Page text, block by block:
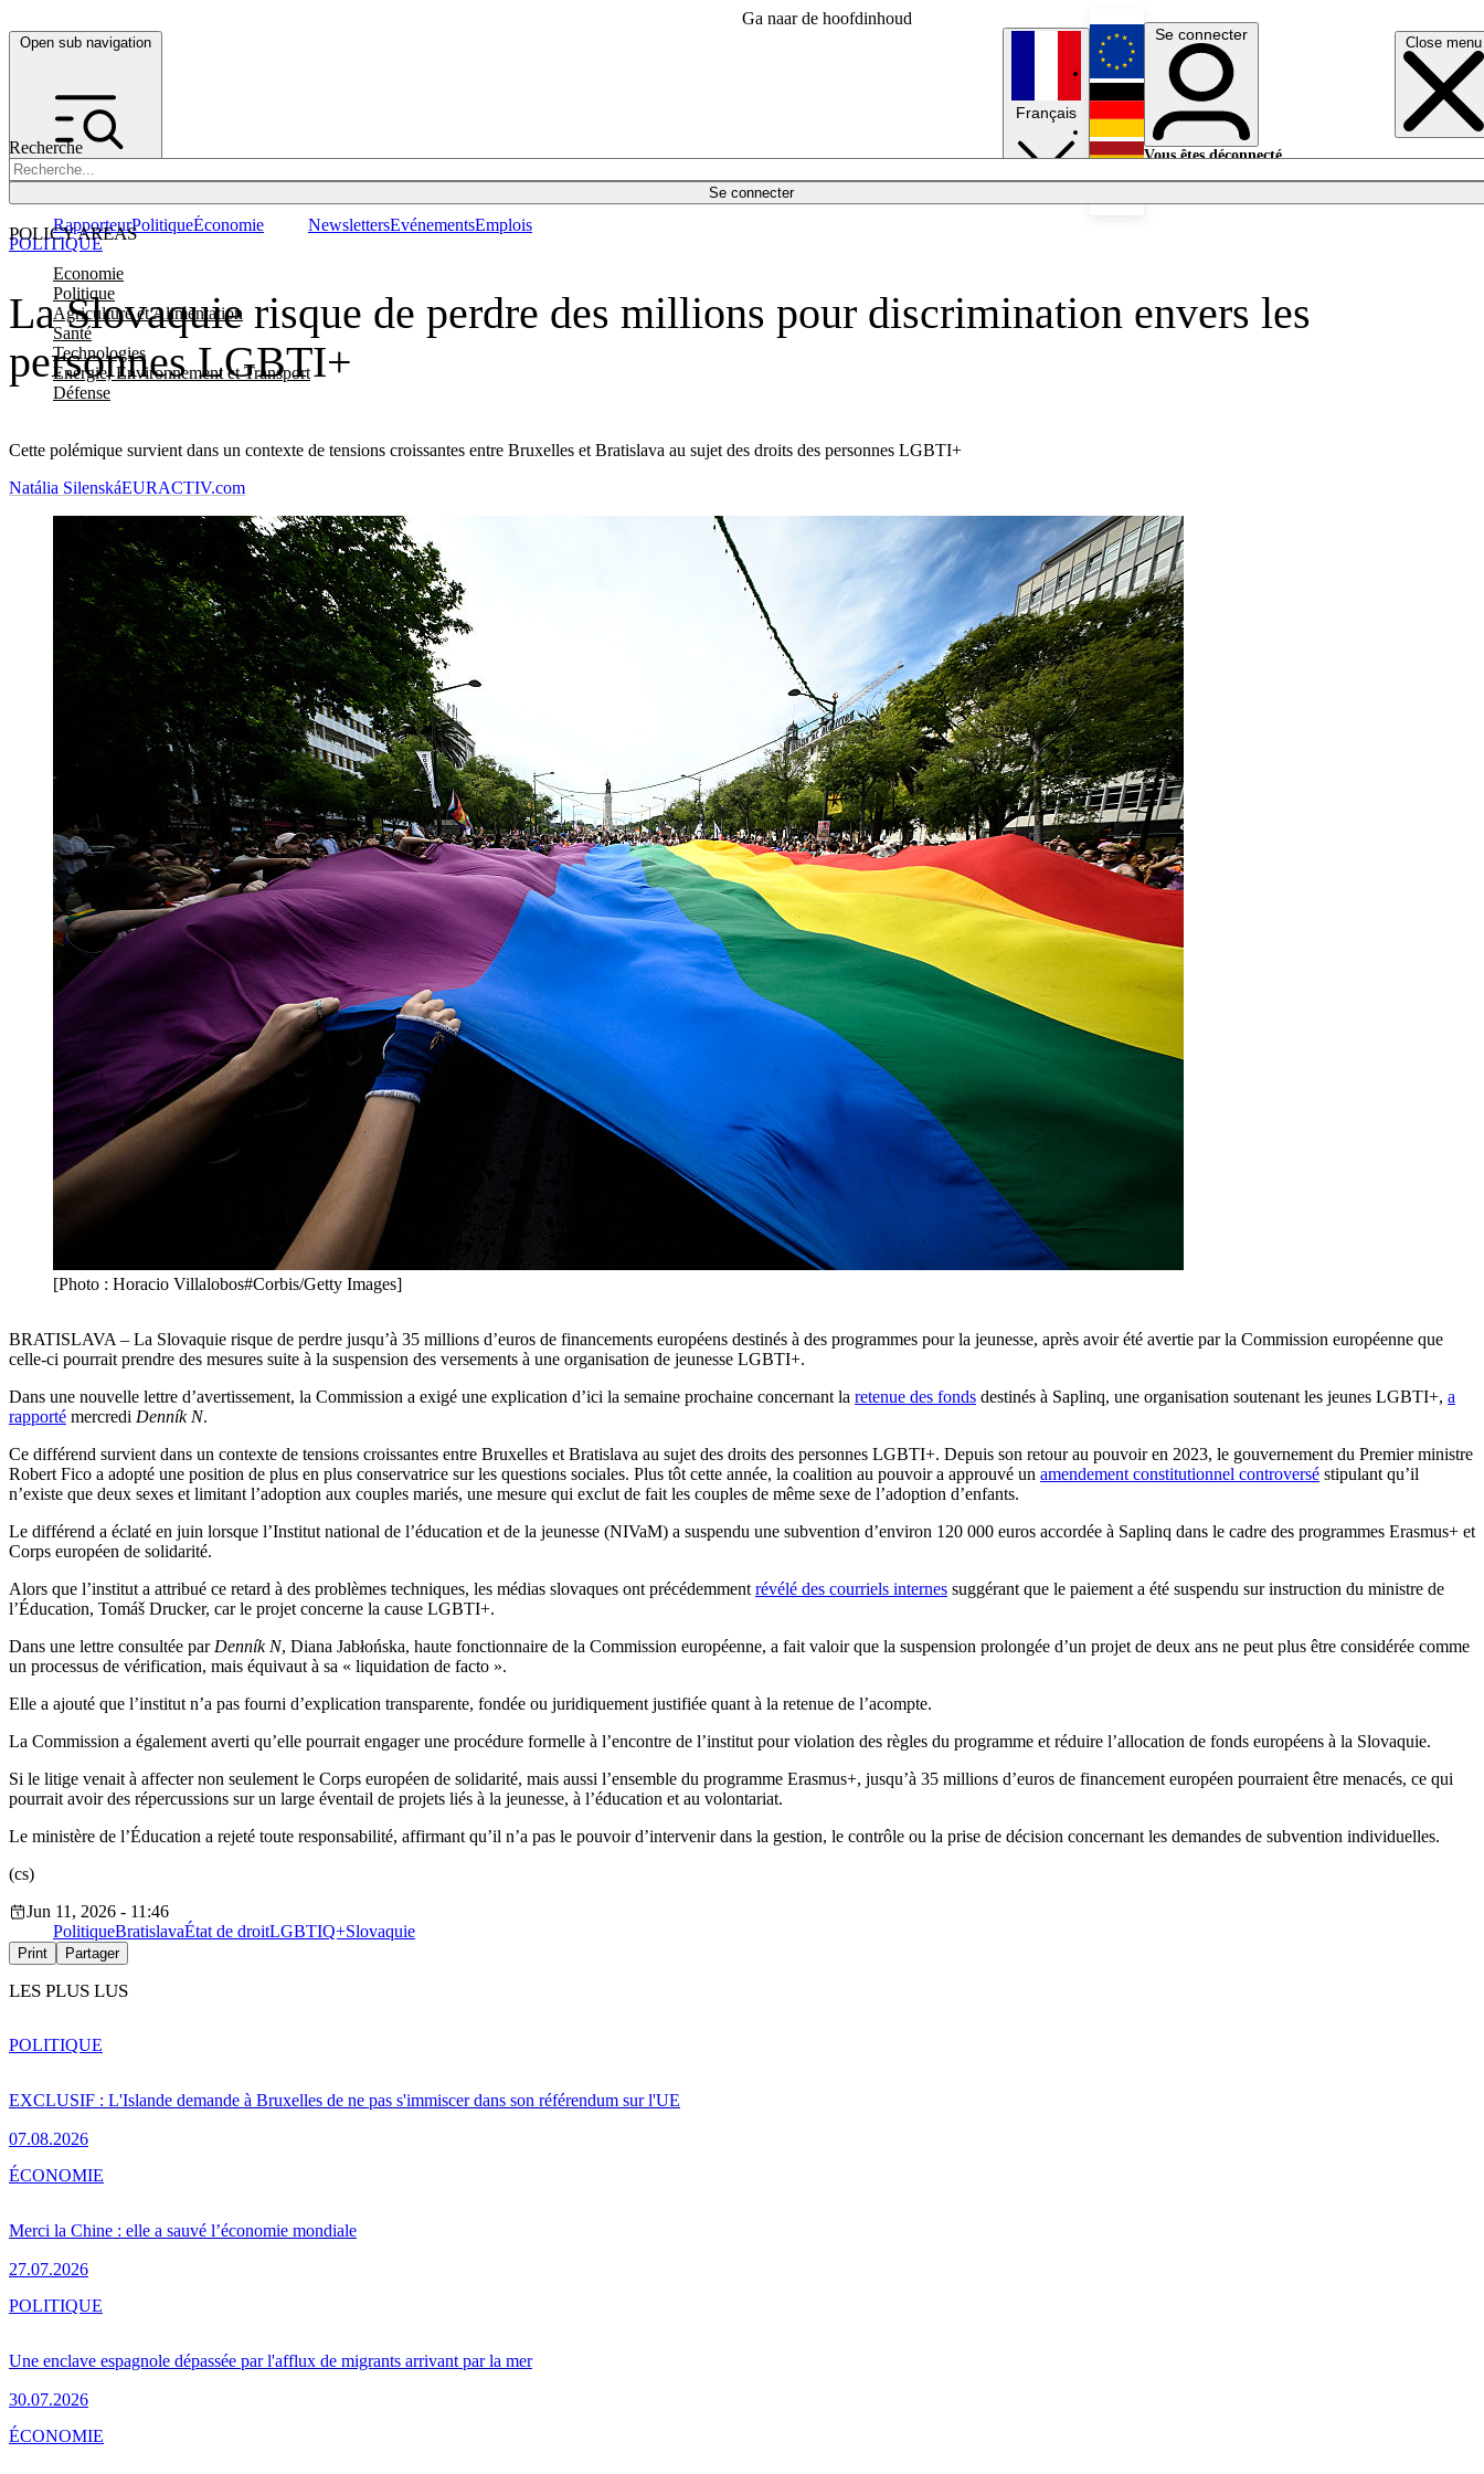
Ga naar de hoofdinhoud
Open sub navigation Close menu
Recherche
Se connecter
POLICY AREAS
Economie
Politique
Agriculture et Alimentation
Santé
Technologies
Energie, Environnement et Transport
Défense
RapporteurPolitiqueÉconomie NewslettersEvénementsEmplois
Français
English
Deutsch
Se connecter
Vous êtes déconnecté.
La Slovaquie risque de perdre des millions pour discrimination envers les
personnes LGBTI+
Cette polémique survient dans un contexte de tensions croissantes entre Bruxelles et Bratislava au sujet des droits des personnes LGBTI+
POLITIQUE
Natália SilenskáEURACTIV.com
[Photo : Horacio Villalobos#Corbis/Getty Images]
BRATISLAVA – La Slovaquie risque de perdre jusqu’à 35 millions d’euros de financements européens destinés à des programmes pour la jeunesse, après avoir été avertie par la Commission européenne que
celle-ci pourrait prendre des mesures suite à la suspension des versements à une organisation de jeunesse LGBTI+.
Dans une nouvelle lettre d’avertissement, la Commission a exigé une explication d’ici la semaine prochaine concernant la retenue des fonds destinés à Saplinq, une organisation soutenant les jeunes LGBTI+, a
rapporté mercredi Denník N.
Ce différend survient dans un contexte de tensions croissantes entre Bruxelles et Bratislava au sujet des droits des personnes LGBTI+. Depuis son retour au pouvoir en 2023, le gouvernement du Premier ministre
Robert Fico a adopté une position de plus en plus conservatrice sur les questions sociales. Plus tôt cette année, la coalition au pouvoir a approuvé un amendement constitutionnel controversé stipulant qu’il
n’existe que deux sexes et limitant l’adoption aux couples mariés, une mesure qui exclut de fait les couples de même sexe de l’adoption d’enfants.
Le différend a éclaté en juin lorsque l’Institut national de l’éducation et de la jeunesse (NIVaM) a suspendu une subvention d’environ 120 000 euros accordée à Saplinq dans le cadre des programmes Erasmus+ et
Corps européen de solidarité.
Alors que l’institut a attribué ce retard à des problèmes techniques, les médias slovaques ont précédemment révélé des courriels internes suggérant que le paiement a été suspendu sur instruction du ministre de
l’Éducation, Tomáš Drucker, car le projet concerne la cause LGBTI+.
Dans une lettre consultée par Denník N, Diana Jabłońska, haute fonctionnaire de la Commission européenne, a fait valoir que la suspension prolongée d’un projet de deux ans ne peut plus être considérée comme
un processus de vérification, mais équivaut à sa « liquidation de facto ».
Elle a ajouté que l’institut n’a pas fourni d’explication transparente, fondée ou juridiquement justifiée quant à la retenue de l’acompte.
La Commission a également averti qu’elle pourrait engager une procédure formelle à l’encontre de l’institut pour violation des règles du programme et réduire l’allocation de fonds européens à la Slovaquie.
Si le litige venait à affecter non seulement le Corps européen de solidarité, mais aussi l’ensemble du programme Erasmus+, jusqu’à 35 millions d’euros de financement européen pourraient être menacés, ce qui
pourrait avoir des répercussions sur un large éventail de projets liés à la jeunesse, à l’éducation et au volontariat.
Le ministère de l’Éducation a rejeté toute responsabilité, affirmant qu’il n’a pas le pouvoir d’intervenir dans la gestion, le contrôle ou la prise de décision concernant les demandes de subvention individuelles.
(cs)
Jun 11, 2026 - 11:46
PolitiqueBratislavaÉtat de droitLGBTIQ+Slovaquie
Print Partager
LES PLUS LUS
EXCLUSIF : L'Islande demande à Bruxelles de ne pas s'immiscer dans son référendum sur l'UE
07.08.2026
POLITIQUE
Merci la Chine : elle a sauvé l’économie mondiale
27.07.2026
ÉCONOMIE
Une enclave espagnole dépassée par l'afflux de migrants arrivant par la mer
30.07.2026
POLITIQUE
ÉCONOMIE